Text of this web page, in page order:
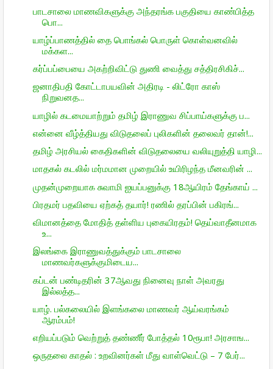
பாடசாலை மாணவிகளுக்கு அந்தரங்க பகுதியை காண்பித்த
பொ...
யாழ்ப்பாணத்தில் தை பொங்கல் பொருள் கொள்வனவில்
மக்கள...
கர்ப்பப்பையை அகற்றிவிட்டு துணி வைத்து சத்திரசிகிச்...
ஜனாதிபதி கோட்டாபயவின் அதிரடி - லிட்ரோ காஸ்
நிறுவனத...
யாழில் கடமையாற்றும் தமிழ் இராணுவ சிப்பாய்களுக்கு ப...
என்னை வீழ்த்தியது விடுதலைப் புலிகளின் தலைவர் தான்!...
தமிழ் அரசியல் கைதிகளின் விடுதலையை வலியுறுத்தி யாழி...
மாதகல் கடலில் மர்மமான முறையில் உயிரிழந்த மீனவரின் ...
முதன்முறையாக சுவாமி ஐயப்பனுக்கு 18ஆயிரம் தேங்காய் ...
பிரதமர் பதவியை ஏற்கத் தயார்! ரணில் தரப்பின் பகிரங்...
விமானத்தை மோதித் தள்ளிய புகையிரதம்! தெய்வாதீனமாக
உ...
இலங்கை இராணுவத்துக்கும் பாடசாலை
மாணவர்களுக்குமிடைய...
கப்டன் பண்டிதரின் 37ஆவது நினைவு நாள் அவரது
இல்லத்த...
யாழ். பல்கலையில் இளங்கலை மாணவர் ஆய்வரங்கம்
ஆரம்பம்!
எறியப்படும் வெற்றுத் தண்ணீர் போத்தல் 10ரூபா! அரசாங...
ஒருதலை காதல் : உறவினர்கள் மீது வாள்வெட்டு – 7 பேர்...